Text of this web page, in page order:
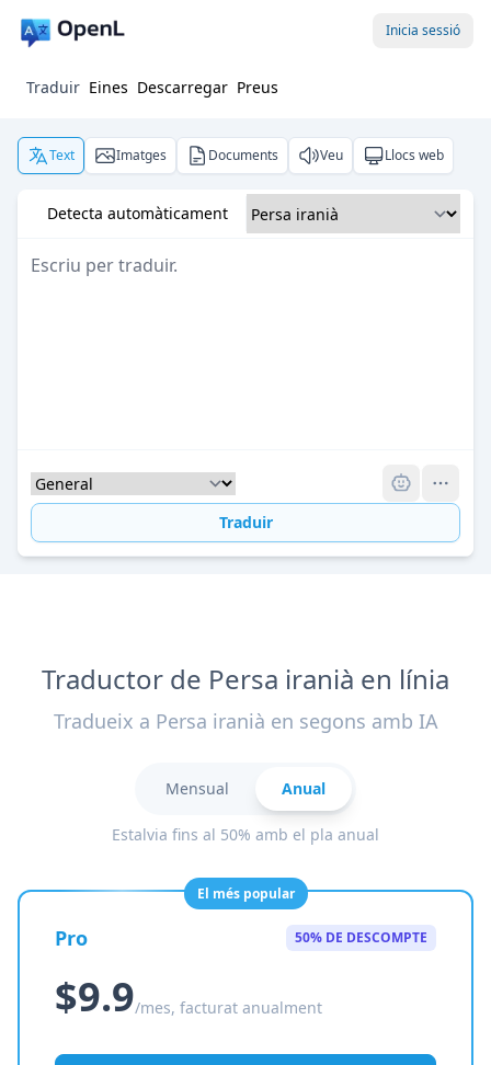
Inicia sessió
Traduir Eines Descarregar Preus
Text Imatges Documents Veu Llocs web
Detecta automàticament
Traduir
Traductor de Persa iranià en línia
Tradueix a Persa iranià en segons amb IA
Mensual Anual
Estalvia fins al 50% amb el pla anual
El més popular
Pro 50% DE DESCOMPTE
$9.9/mes, facturat anualment